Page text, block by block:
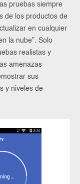
pruebas siempre
de los productos de
en cualquier
la nube”. Solo
realistas y
amenazas
sus
y niveles de